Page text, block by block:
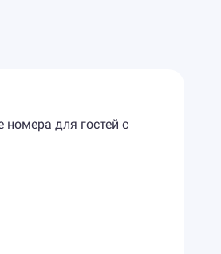
номера для гостей с